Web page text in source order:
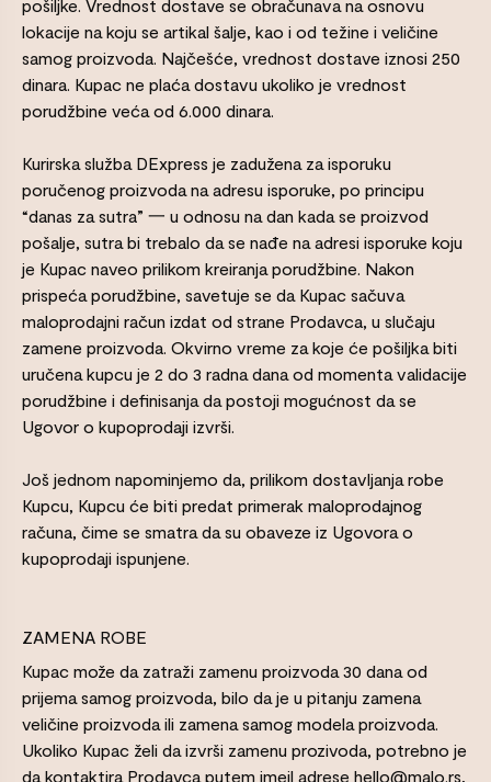
pošiljke. Vrednost dostave se obračunava na osnovu
lokacije na koju se artikal šalje, kao i od težine i veličine
samog proizvoda. Najčešće, vrednost dostave iznosi 250
dinara. Kupac ne plaća dostavu ukoliko je vrednost
porudžbine veća od 6.000 dinara.
Kurirska služba DExpress je zadužena za isporuku
poručenog proizvoda na adresu isporuke, po principu
“danas za sutra” 一 u odnosu na dan kada se proizvod
pošalje, sutra bi trebalo da se nađe na adresi isporuke koju
je Kupac naveo prilikom kreiranja porudžbine. Nakon
prispeća porudžbine, savetuje se da Kupac sačuva
maloprodajni račun izdat od strane Prodavca, u slučaju
zamene proizvoda. Okvirno vreme za koje će pošiljka biti
uručena kupcu je 2 do 3 radna dana od momenta validacije
porudžbine i definisanja da postoji mogućnost da se
Ugovor o kupoprodaji izvrši.
Još jednom napominjemo da, prilikom dostavljanja robe
Kupcu, Kupcu će biti predat primerak maloprodajnog
računa, čime se smatra da su obaveze iz Ugovora o
kupoprodaji ispunjene.
ZAMENA ROBE
Kupac može da zatraži zamenu proizvoda 30 dana od
prijema samog proizvoda, bilo da je u pitanju zamena
veličine proizvoda ili zamena samog modela proizvoda.
Ukoliko Kupac želi da izvrši zamenu prozivoda, potrebno je
da kontaktira Prodavca putem imejl adrese hello@malo.rs,